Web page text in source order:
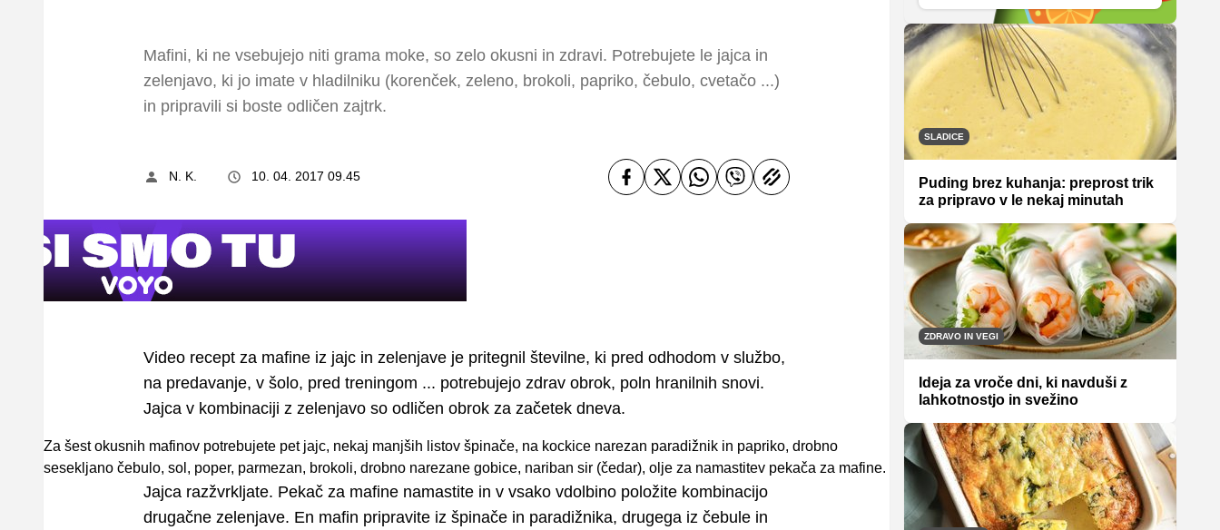
Mafini, ki ne vsebujejo niti grama moke, so zelo okusni in zdravi. Potrebujete le jajca in
zelenjavo, ki jo imate v hladilniku (korenček, zeleno, brokoli, papriko, čebulo, cvetačo ...)
in pripravili si boste odličen zajtrk.
N. K. 10. 04. 2017 09.45
Video recept za mafine iz jajc in zelenjave je pritegnil številne, ki pred odhodom v službo,
na predavanje, v šolo, pred treningom ... potrebujejo zdrav obrok, poln hranilnih snovi.
Jajca v kombinaciji z zelenjavo so odličen obrok za začetek dneva.
Za šest okusnih mafinov potrebujete pet jajc, nekaj manjših listov špinače, na kockice narezan paradižnik in papriko, drobno
sesekljano čebulo, sol, poper, parmezan, brokoli, drobno narezane gobice, nariban sir (čedar), olje za namastitev pekača za mafine.
Jajca razžvrkljate. Pekač za mafine namastite in v vsako vdolbino položite kombinacijo
drugačne zelenjave. En mafin pripravite iz špinače in paradižnika, drugega iz čebule in
SLADICE
Puding brez kuhanja: preprost trik
za pripravo v le nekaj minutah
ZDRAVO IN VEGI
Ideja za vroče dni, ki navduši z
lahkotnostjo in svežino